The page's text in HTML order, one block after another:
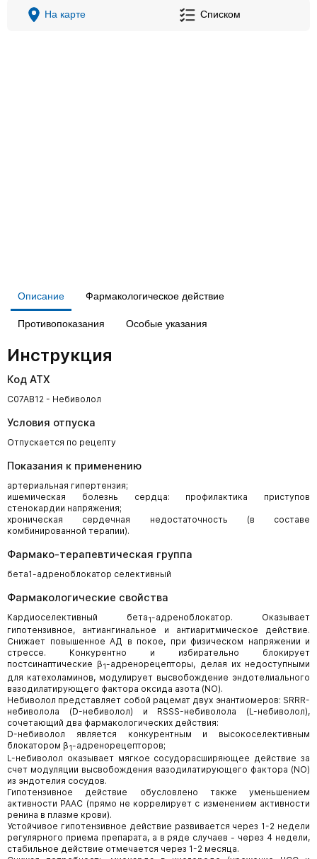
На карте Списком
Описание Фармакологическое действие
Противопоказания Особые указания
Инструкция
Код АТХ
C07AB12 - Небиволол
Условия отпуска
Отпускается по рецепту
Показания к применению
артериальная гипертензия;
ишемическая болезнь сердца: профилактика приступов
стенокардии напряжения;
хроническая сердечная недостаточность (в составе
комбинированной терапии).
Фармако-терапевтическая группа
бета1-адреноблокатор селективный
Фармакологические свойства
Кардиоселективный бета1-адреноблокатор. Оказывает
гипотензивное, антиангинальное и антиаритмическое действие.
Снижает повышенное АД в покое, при физическом напряжении и
стрессе. Конкурентно и избирательно блокирует
постсинаптические β1-адренорецепторы, делая их недоступными
для катехоламинов, модулирует высвобождение эндотелиального
вазодилатирующего фактора оксида азота (NO).
Небиволол представляет собой рацемат двух энантиомеров: SRRR-
небиволола (D-небиволол) и RSSS-небиволола (L-небиволол),
сочетающий два фармакологических действия:
D-небиволол является конкурентным и высокоселективным
блокатором β1-адренорецепторов;
L-небиволол оказывает мягкое сосудорасширяющее действие за
счет модуляции высвобождения вазодилатирующего фактора (NO)
из эндотелия сосудов.
Гипотензивное действие обусловлено также уменьшением
активности РААС (прямо не коррелирует с изменением активности
ренина в плазме крови).
Устойчивое гипотензивное действие развивается через 1-2 недели
регулярного приема препарата, а в ряде случаев - через 4 недели,
стабильное действие отмечается через 1-2 месяца.